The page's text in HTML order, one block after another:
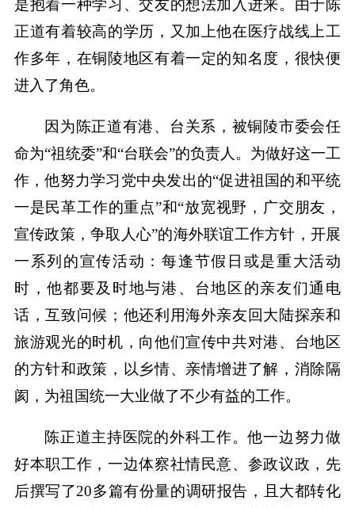
是抱着一种学习、交友的想法加入进来。由于陈
正道有着较高的学历，又加上他在医疗战线上工
作多年，在铜陵地区有着一定的知名度，很快便
进入了角色。
因为陈正道有港、台关系，被铜陵市委会任
命为“祖统委”和“台联会”的负责人。为做好这一工
作，他努力学习党中央发出的“促进祖国的和平统
一是民革工作的重点”和“放宽视野，广交朋友，
宣传政策，争取人心”的海外联谊工作方针，开展
一系列的宣传活动：每逢节假日或是重大活动
时，他都要及时地与港、台地区的亲友们通电
话，互致问候；他还利用海外亲友回大陆探亲和
旅游观光的时机，向他们宣传中共对港、台地区
的方针和政策，以乡情、亲情增进了解，消除隔
阂，为祖国统一大业做了不少有益的工作。
陈正道主持医院的外科工作。他一边努力做
好本职工作，一边体察社情民意、参政议政，先
后撰写了20多篇有份量的调研报告，且大都转化